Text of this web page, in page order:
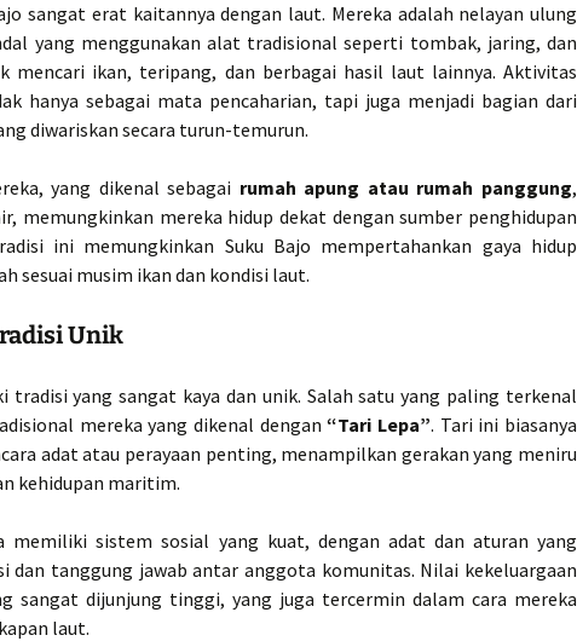
sangat erat kaitannya dengan laut. Mereka adalah nelayan ulung
yang menggunakan alat tradisional seperti tombak, jaring, dan
mencari ikan, teripang, dan berbagai hasil laut lainnya. Aktivitas
hanya sebagai mata pencaharian, tapi juga menjadi bagian dari
diwariskan secara turun-temurun.
yang dikenal sebagai rumah apung atau rumah panggung,
memungkinkan mereka hidup dekat dengan sumber penghidupan
ini memungkinkan Suku Bajo mempertahankan gaya hidup
sesuai musim ikan dan kondisi laut.
Unik
tradisi yang sangat kaya dan unik. Salah satu yang paling terkenal
mereka yang dikenal dengan“Tari Lepa”. Tari ini biasanya
adat atau perayaan penting, menampilkan gerakan yang meniru
kehidupan maritim.
memiliki sistem sosial yang kuat, dengan adat dan aturan yang
dan tanggung jawab antar anggota komunitas. Nilai kekeluargaan
sangat dijunjung tinggi, yang juga tercermin dalam cara mereka
laut.